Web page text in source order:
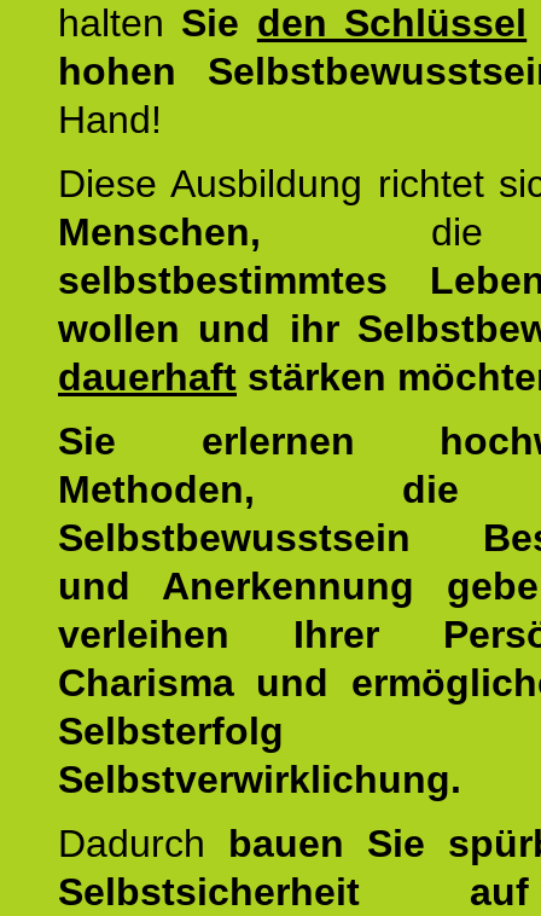
halten Sie den Schlüssel
hohen
Hand!
Diese Ausbildung richtet
Menschen,
selbstbestimmtes
wollen und ihr
dauerhaft stärken
Sie erlernen
Methoden, die
Selbstbewusstsein
und Anerkennung
verleihen Ihrer
Charisma und
Selbstverwirklichung.
Dadurch bauen Sie
Selbstsicherheit